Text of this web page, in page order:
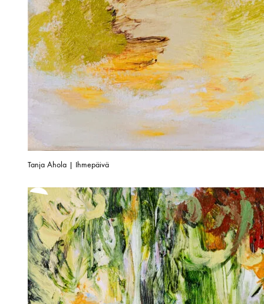
Tanja Ahola | Ihmepäivä